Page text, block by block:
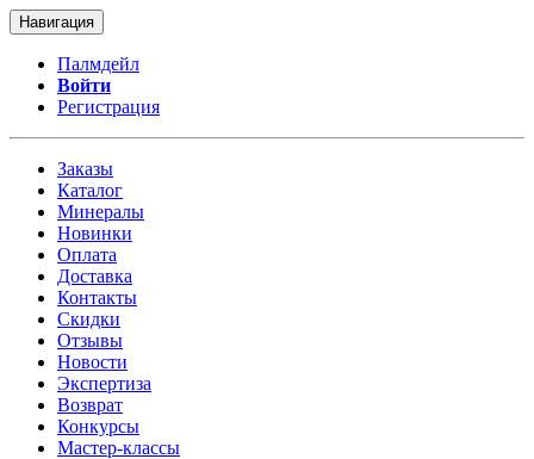
Навигация
Палмдейл
Войти
Регистрация
Заказы
Каталог
Минералы
Новинки
Оплата
Доставка
Контакты
Скидки
Отзывы
Новости
Экспертиза
Возврат
Конкурсы
Мастер-классы